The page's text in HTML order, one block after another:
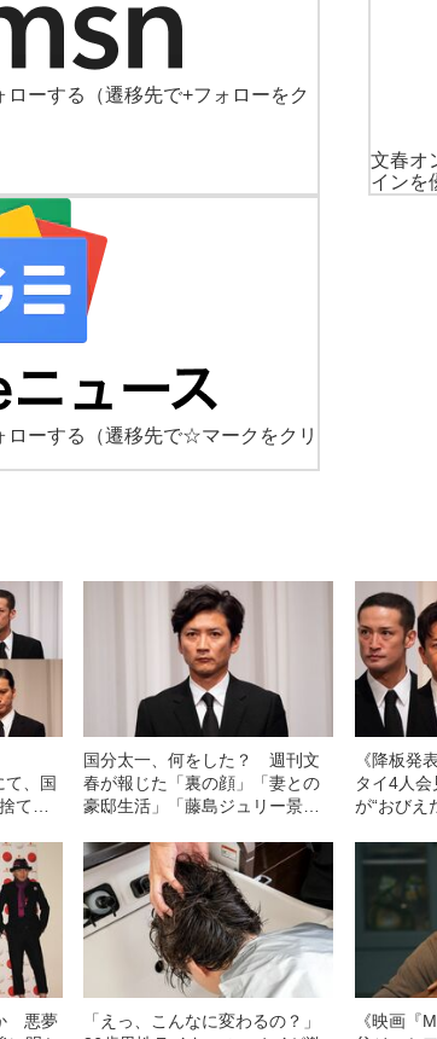
ローする
（遷移先で+フォローをク
文春オ
インを
ローする
（遷移先で☆マークをクリ
て、国
てる
国分太一、何をした？ 週刊文
春が報じた「裏の顔」「妻との
豪邸生活」「藤島ジュリー景子
《降板発
タイ4人
が“おびえ
いけない
が…」
悪夢
「えっ、こんなに変わるの？」
《映画『